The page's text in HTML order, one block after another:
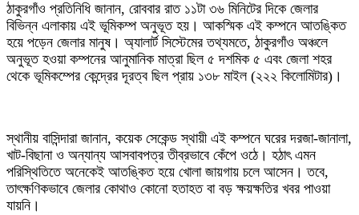
ঠাকুরগাঁও প্রতিনিধি জানান, রোববার রাত ১১টা ৩৬ মিনিটের দিকে জেলার
বিভিন্ন এলাকায় এই ভূমিকম্প অনুভূত হয়। আকস্মিক এই কম্পনে আতঙ্কিত
হয়ে পড়েন জেলার মানুষ। অ্যালার্ট সিস্টেমের তথ্যমতে, ঠাকুরগাঁও অঞ্চলে
অনুভূত হওয়া কম্পনের আনুমানিক মাত্রা ছিল ৫ দশমিক ৫ এবং জেলা শহর
থেকে ভূমিকম্পের কেন্দ্রের দূরত্ব ছিল প্রায় ১৩৮ মাইল (২২২ কিলোমিটার)।
স্থানীয় বাসিন্দারা জানান, কয়েক সেকেন্ড স্থায়ী এই কম্পনে ঘরের দরজা-জানালা,
খাট-বিছানা ও অন্যান্য আসবাবপত্র তীব্রভাবে কেঁপে ওঠে। হঠাৎ এমন
পরিস্থিতিতে অনেকেই আতঙ্কিত হয়ে খোলা জায়গায় চলে আসেন। তবে,
তাৎক্ষণিকভাবে জেলার কোথাও কোনো হতাহত বা বড় ক্ষয়ক্ষতির খবর পাওয়া
যায়নি।